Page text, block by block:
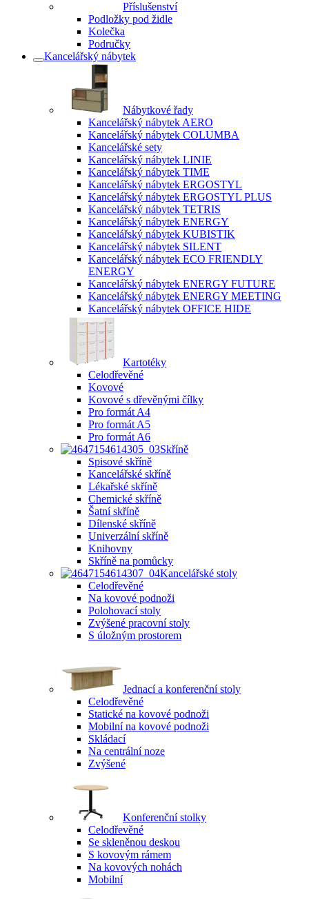
Příslušenství
Podložky pod židle
Kolečka
Područky
Kancelářský nábytek
Nábytkové řady
Kancelářský nábytek AERO
Kancelářský nábytek COLUMBA
Kancelářské sety
Kancelářský nábytek LINIE
Kancelářský nábytek TIME
Kancelářský nábytek ERGOSTYL
Kancelářský nábytek ERGOSTYL PLUS
Kancelářský nábytek TETRIS
Kancelářský nábytek ENERGY
Kancelářský nábytek KUBISTIK
Kancelářský nábytek SILENT
Kancelářský nábytek ECO FRIENDLY
ENERGY
Kancelářský nábytek ENERGY FUTURE
Kancelářský nábytek ENERGY MEETING
Kancelářský nábytek OFFICE HIDE
Kartotéky
Celodřevěné
Kovové
Kovové s dřevěnými čílky
Pro formát A4
Pro formát A5
Pro formát A6
Skříně
Spisové skříně
Kancelářské skříně
Lékařské skříně
Chemické skříně
Šatní skříně
Dílenské skříně
Univerzální skříně
Knihovny
Skříně na pomůcky
Kancelářské stoly
Celodřevěné
Na kovové podnoži
Polohovací stoly
Zvýšené pracovní stoly
S úložným prostorem
Jednací a konferenční stoly
Celodřevěné
Statické na kovové podnoži
Mobilní na kovové podnoži
Skládací
Na centrální noze
Zvýšené
Konferenční stolky
Celodřevěné
Se skleněnou deskou
S kovovým rámem
Na kovových nohách
Mobilní